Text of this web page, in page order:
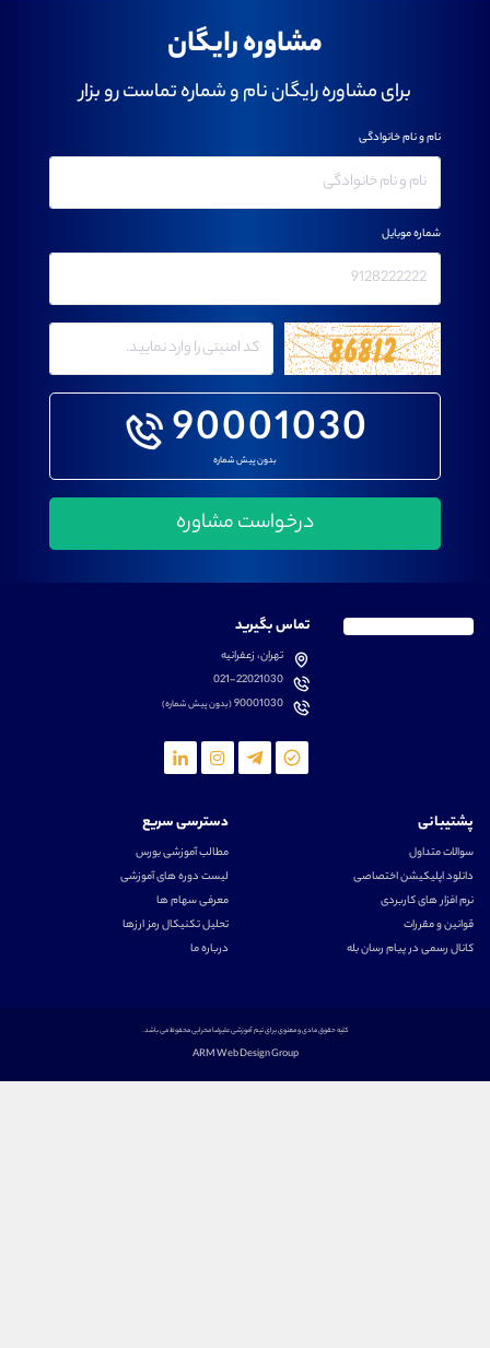
مشاوره رایگان
برای مشاوره رایگان نام و شماره تماست رو بزار
90001030
بدون پیش شماره
نام و نام خانوادگی
شماره موبایل
تماس بگیرید
تهران، زعفرانیه
021-22021030
90001030(بدون پیش شماره)
پشتیبانی
سوالات متداول
دانلود اپلیکیشن اختصاصی
نرم افزار های کاربردی
قوانین و مقررات
کانال رسمی در پیام رسان بله
دسترسی سریع
مطالب آموزشی بورس
لیست دوره های آموزشی
معرفی سهام ها
تحلیل تکنیکال رمز ارزها
درباره ما
کلیه حقوق مادی و معنوی برای تیم آموزشی علیرضا محرابی محفوظ می باشد.
ARM Web Design Group